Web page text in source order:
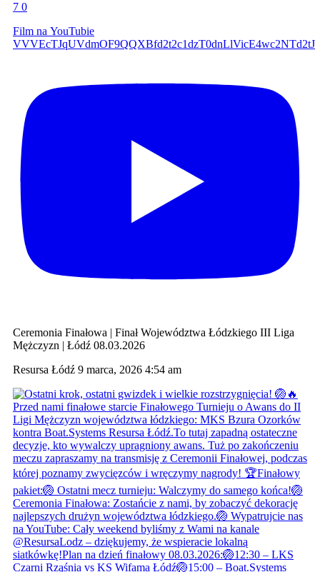
7 0
Film na YouTubie
VVVEcTJqUVdmOF9QQXBfd2t2c1dzT0dnLlVicE4wc2NTd2tJ
Ceremonia Finałowa | Finał Województwa Łódzkiego III Liga
Mężczyzn | Łódź 08.03.2026
Resursa Łódź 9 marca, 2026 4:54 am